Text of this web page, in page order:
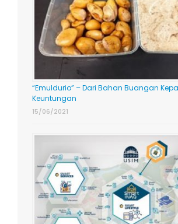
“Emuldurio” – Dari Bahan Buangan
Keuntungan
15/06/2021